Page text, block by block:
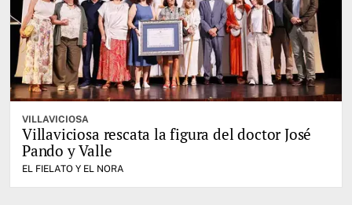
VILLAVICIOSA
Villaviciosa rescata la figura del doctor José
Pando y Valle
EL FIELATO Y EL NORA